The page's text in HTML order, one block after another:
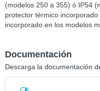
(modelos 250 a 355) ó IP54
protector térmico
incorporado en los modelos
Documentación
Descarga la documentación